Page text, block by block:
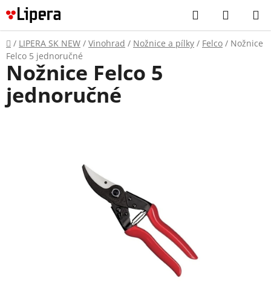
Prejsť
na
obsah
Hľadať
KOŠÍK
Domov
/ LIPERA SK NEW / Vinohrad / Nožnice a pílky / Felco / Nožnice
Felco 5 jednoručné
Nožnice Felco 5
jednoručné